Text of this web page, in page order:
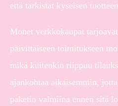
että tarkistat kyseisen
Monet verkkokaupat
päivittäiseen toimitukseen
mikä kuitenkin riippuu
ajankohtaa aikaisemmin,
paketin valmiina ennen sitä